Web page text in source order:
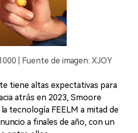
| Fuente de imagen: XJOY
tiene altas expectativas para
atrás en 2023, Smoore
tecnología FEELM a mitad de
a finales de año, con un